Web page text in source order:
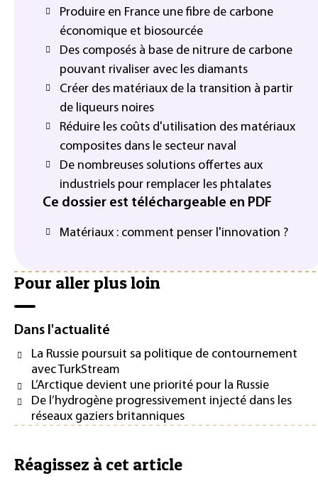
Produire en France une fibre de carbone
économique et biosourcée
Des composés à base de nitrure de carbone
pouvant rivaliser avec les diamants
Créer des matériaux de la transition à partir
de liqueurs noires
Réduire les coûts d'utilisation des matériaux
composites dans le secteur naval
De nombreuses solutions offertes aux
industriels pour remplacer les phtalates
Ce dossier est téléchargeable en PDF
Matériaux : comment penser l'innovation ?
Pour aller plus loin
Dans l'actualité
La Russie poursuit sa politique de contournement
avec TurkStream
L’Arctique devient une priorité pour la Russie
De l’hydrogène progressivement injecté dans les
réseaux gaziers britanniques
Réagissez à cet article